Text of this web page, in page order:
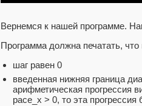
Вернемся к нашей программе.
Программа должна печатать,
шаг равен 0
введенная нижняя граница
арифметическая прогрессия
pace_x > 0, то эта